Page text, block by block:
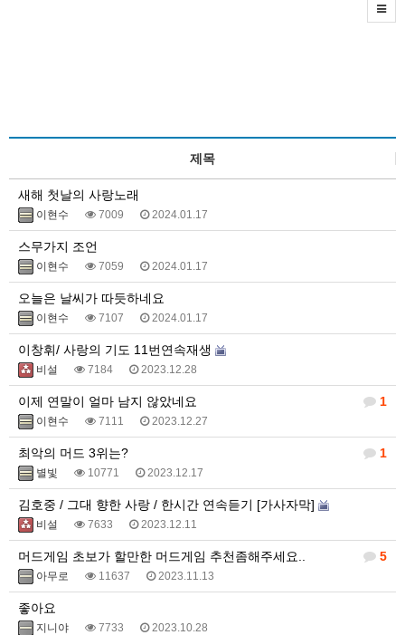
제목
새해 첫날의 사랑노래
이현수 7009 2024.01.17
스무가지 조언
이현수 7059 2024.01.17
오늘은 날씨가 따듯하네요
이현수 7107 2024.01.17
이창휘/ 사랑의 기도 11번연속재생
비설 7184 2023.12.28
1
이제 연말이 얼마 남지 않았네요
이현수 7111 2023.12.27
1
최악의 머드 3위는?
별빛 10771 2023.12.17
김호중 / 그대 향한 사랑 / 한시간 연속듣기 [가사자막]
비설 7633 2023.12.11
5
머드게임 초보가 할만한 머드게임 추천좀해주세요..
아무로 11637 2023.11.13
좋아요
지니야 7733 2023.10.28